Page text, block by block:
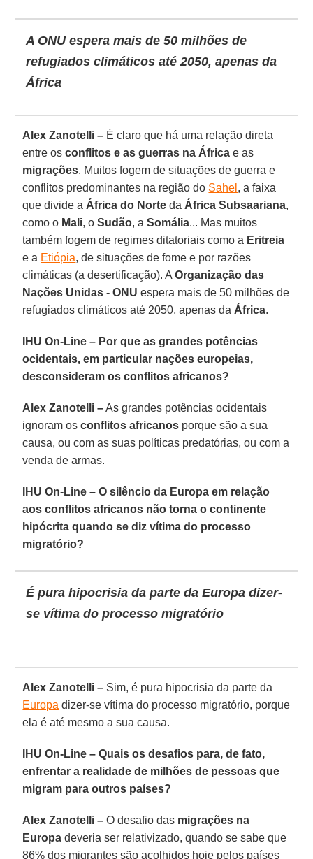
A ONU espera mais de 50 milhões de
refugiados climáticos até 2050, apenas da
África
Alex Zanotelli – É claro que há uma relação direta
entre osconflitos e as guerras na África e as
migrações. Muitos fogem de situações de guerra e
conflitos predominantes na região do Sahel , a faixa
que divide a África do Norte da África Subsaariana,
como o Mali, oSudão, aSomália... Mas muitos
também fogem de regimes ditatoriais como a Eritreia
e a Etiópia, de situações de fome e por razões
climáticas (a desertificação). AOrganização das
Nações Unidas - ONU espera mais de 50 milhões de
refugiados climáticos até 2050, apenas da África.
IHU On-Line – Por que as grandes potências
ocidentais, em particular nações europeias,
desconsideram os conflitos africanos?
Alex Zanotelli –As grandes potências ocidentais
ignoram osconflitos africanos porque são a sua
causa, ou com as suas políticas predatórias, ou com a
venda de armas.
IHU On-Line – O silêncio da Europa em relação
aos conflitos africanos não torna o continente
hipócrita quando se diz vítima do processo
migratório?
É pura hipocrisia da parte da Europa dizer-
se vítima do processo migratório
Alex Zanotelli – Sim, é pura hipocrisia da parte da
Europa dizer-se vítima do processo migratório, porque
ela é até mesmo a sua causa.
IHU On-Line – Quais os desafios para, de fato,
enfrentar a realidade de milhões de pessoas que
migram para outros países?
Alex Zanotelli – O desafio das migrações na
Europa deveria ser relativizado, quando se sabe que
86% dos migrantes são acolhidos hoje pelos países